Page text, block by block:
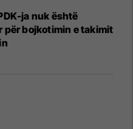
ja nuk është
për bojkotimin e takimit